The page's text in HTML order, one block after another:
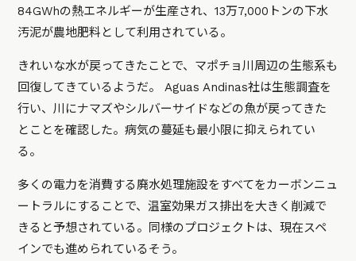
84GWhの熱エネルギーが生産され、13万7,000トンの下水
汚泥が農地肥料として利用されている。
きれいな水が戻ってきたことで、マポチョ川周辺の生態系も
回復してきているようだ。 Aguas Andinas社は生態調査を
行い、川にナマズやシルバーサイドなどの魚が戻ってきた
とことを確認した。病気の蔓延も最小限に抑えられてい
る。
多くの電力を消費する廃水処理施設をすべてをカーボンニュ
ートラルにすることで、温室効果ガス排出を大きく削減で
きると予想されている。同様のプロジェクトは、現在スペ
インでも進められているそう。